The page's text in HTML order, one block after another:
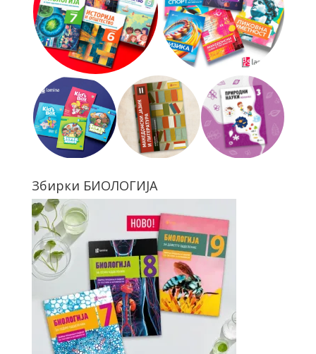
Збирки БИОЛОГИЈА